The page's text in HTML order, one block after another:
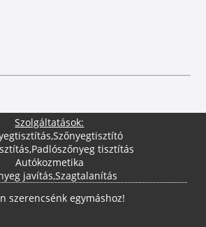
Szolgáltatások:
,Szőnyegtisztító
,Padlószőnyeg tisztítás
Autókozmetika
javítás,Szagtalanítás
szerencsénk egymáshoz!